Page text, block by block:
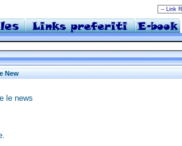
New
le news